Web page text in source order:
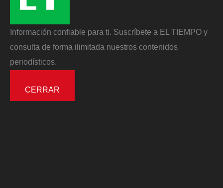
Información confiable para ti. Suscríbete a EL TIEMPO y
consulta de forma ilimitada nuestros contenidos
periodísticos.
CERRAR